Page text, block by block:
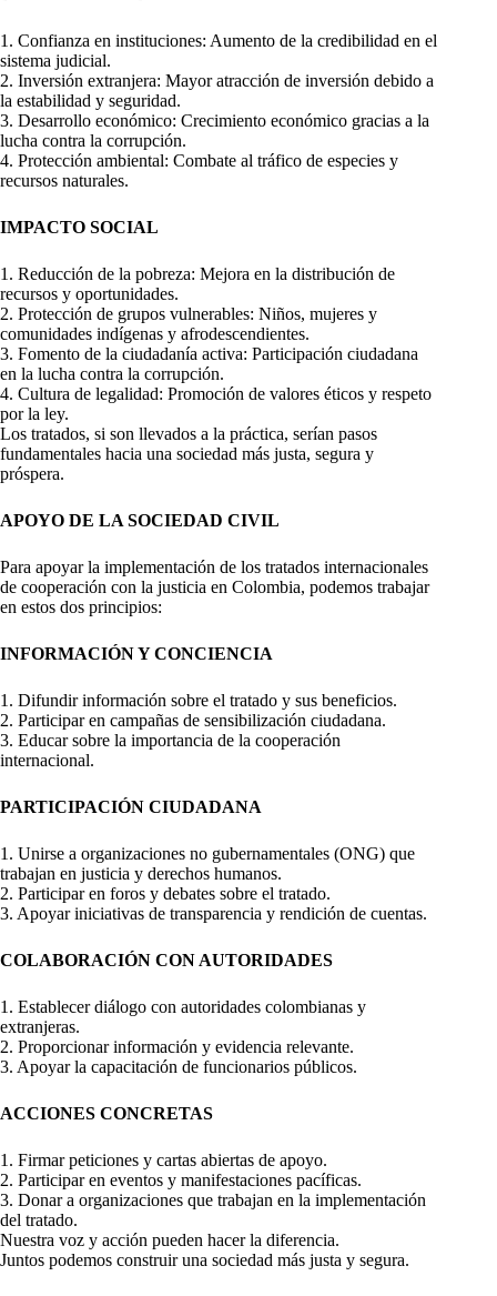
1. Confianza en instituciones: Aumento de la credibilidad en el
sistema judicial.
2. Inversión extranjera: Mayor atracción de inversión debido a
la estabilidad y seguridad.
3. Desarrollo económico: Crecimiento económico gracias a la
lucha contra la corrupción.
4. Protección ambiental: Combate al tráfico de especies y
recursos naturales.
IMPACTO SOCIAL
1. Reducción de la pobreza: Mejora en la distribución de
recursos y oportunidades.
2. Protección de grupos vulnerables: Niños, mujeres y
comunidades indígenas y afrodescendientes.
3. Fomento de la ciudadanía activa: Participación ciudadana
en la lucha contra la corrupción.
4. Cultura de legalidad: Promoción de valores éticos y respeto
por la ley.
Los tratados, si son llevados a la práctica, serían pasos
fundamentales hacia una sociedad más justa, segura y
próspera.
APOYO DE LA SOCIEDAD CIVIL
Para apoyar la implementación de los tratados internacionales
de cooperación con la justicia en Colombia, podemos trabajar
en estos dos principios:
INFORMACIÓN Y CONCIENCIA
1. Difundir información sobre el tratado y sus beneficios.
2. Participar en campañas de sensibilización ciudadana.
3. Educar sobre la importancia de la cooperación
internacional.
PARTICIPACIÓN CIUDADANA
1. Unirse a organizaciones no gubernamentales (ONG) que
trabajan en justicia y derechos humanos.
2. Participar en foros y debates sobre el tratado.
3. Apoyar iniciativas de transparencia y rendición de cuentas.
COLABORACIÓN CON AUTORIDADES
1. Establecer diálogo con autoridades colombianas y
extranjeras.
2. Proporcionar información y evidencia relevante.
3. Apoyar la capacitación de funcionarios públicos.
ACCIONES CONCRETAS
1. Firmar peticiones y cartas abiertas de apoyo.
2. Participar en eventos y manifestaciones pacíficas.
3. Donar a organizaciones que trabajan en la implementación
del tratado.
Nuestra voz y acción pueden hacer la diferencia.
Juntos podemos construir una sociedad más justa y segura.